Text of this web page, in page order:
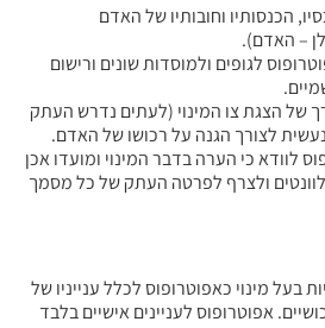
הכנסותיו וחובותיו של האדם
– האדם).
לגופים ולמוסדות שונים ורישום
של הצגת צו המינוי (לעתים נדרש העתק
לצורך הגנה על רכושו של האדם.
לוודא כי הערה בדבר המינוי ומועדו אכן
ולצרף לפרטה העתק של כל מסמך
בעל מינוי כאפוטרופוס לכלל ענייניו של
אפוטרופוס לעניינים אישיים בלבד